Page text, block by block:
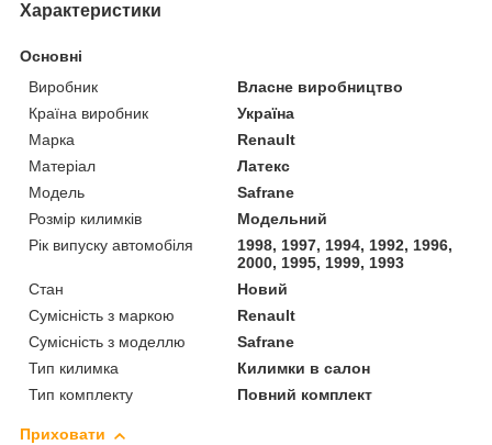
Характеристики
Основні
Виробник
Власне виробництво
Країна виробник
Україна
Марка
Renault
Матеріал
Латекс
Модель
Safrane
Розмір килимків
Модельний
Рік випуску автомобіля
1998, 1997, 1994, 1992, 1996,
2000, 1995, 1999, 1993
Стан
Новий
Сумісність з маркою
Renault
Сумісність з моделлю
Safrane
Тип килимка
Килимки в салон
Тип комплекту
Повний комплект
Приховати